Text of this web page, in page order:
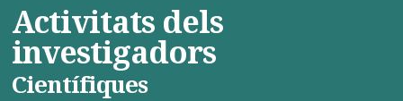
Activitats dels
investigadors
Científiques